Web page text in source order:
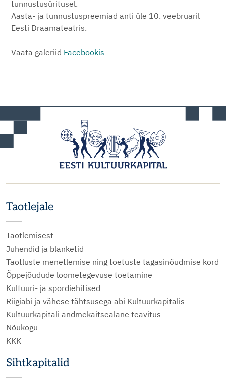
tunnustusüritusel.
Aasta- ja tunnustuspreemiad anti üle 10. veebruaril
Eesti Draamateatris.
Vaata galeriid Facebookis
Taotlejale
Taotlemisest
Juhendid ja blanketid
Taotluste menetlemise ning toetuste tagasinõudmise kord
Õppejõudude loometegevuse toetamine
Kultuuri- ja spordiehitised
Riigiabi ja vähese tähtsusega abi Kultuurkapitalis
Kultuurkapitali andmekaitsealane teavitus
Nõukogu
KKK
Sihtkapitalid